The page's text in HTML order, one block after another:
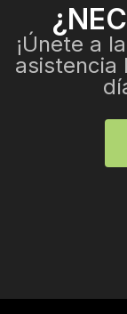
¡Únete a
asistencia